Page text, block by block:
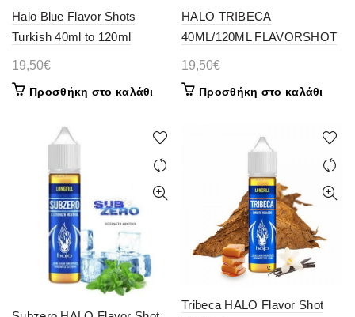
Halo Blue Flavor Shots
Turkish 40ml to 120ml
19,50€
Προσθήκη στο καλάθι
HALO TRIBECA
40ML/120ML FLAVORSHOT
19,50€
Προσθήκη στο καλάθι
Tribeca HALO Flavor Shot